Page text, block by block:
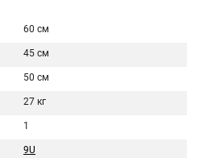
60 см
45 см
50 см
27 кг
1
9U